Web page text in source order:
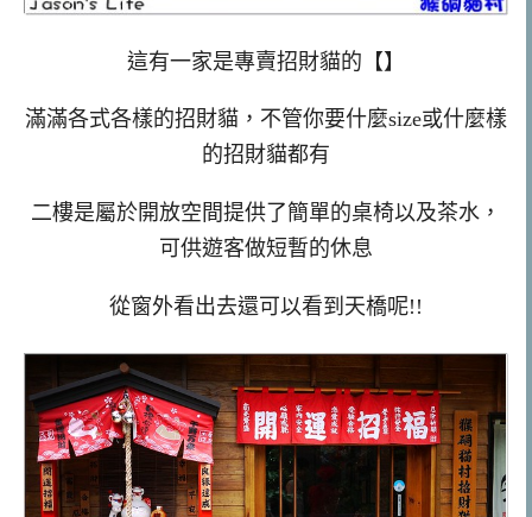
這有一家是專賣招財貓的【】
滿滿各式各樣的招財貓，不管你要什麼size或什麼樣
的招財貓都有
二樓是屬於開放空間提供了簡單的桌椅以及茶水，
可供遊客做短暫的休息
從窗外看出去還可以看到天橋呢!!